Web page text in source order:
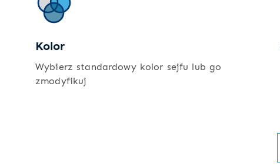
Kolor
Wybierz standardowy kolor sejfu lub go
zmodyfikuj